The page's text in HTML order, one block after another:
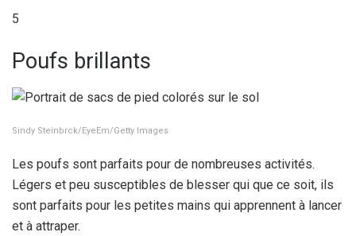
5
Poufs brillants
Sindy Steinbrck/EyeEm/Getty Images
Les poufs sont parfaits pour de nombreuses activités.
Légers et peu susceptibles de blesser qui que ce soit, ils
sont parfaits pour les petites mains qui apprennent à lancer
et à attraper.